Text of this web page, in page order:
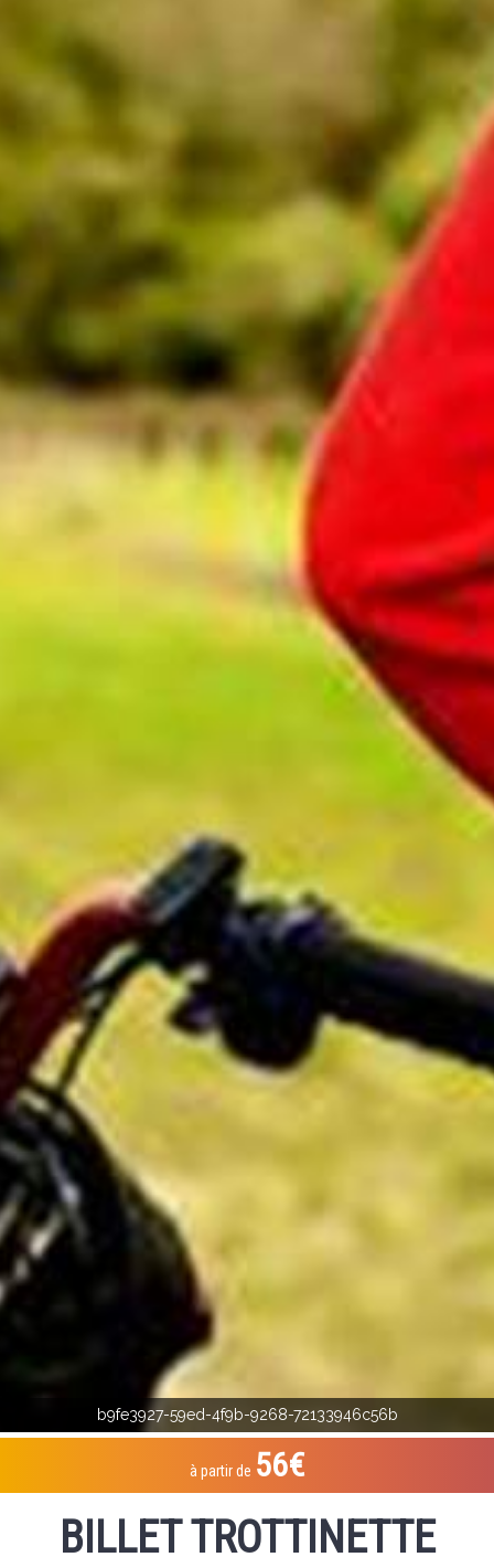
b9fe3927-59ed-4f9b-9268-72133946c56b
à partir de 56€
BILLET TROTTINETTE